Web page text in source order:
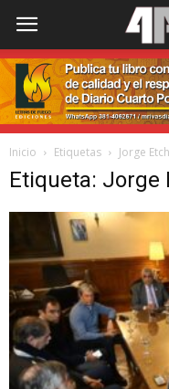
Inicio Etiquetas Jorge
Etiqueta: Jorge